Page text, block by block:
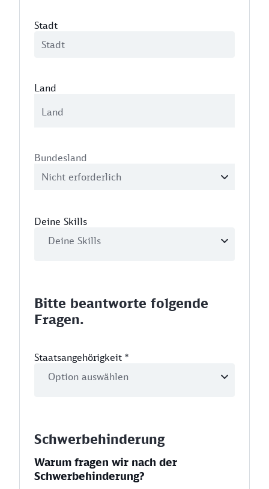
Stadt
Land
Bundesland
Deine Skills
Bitte beantworte folgende
Fragen.
Staatsangehörigkeit *
Schwerbehinderung
Warum fragen wir nach der
Schwerbehinderung?